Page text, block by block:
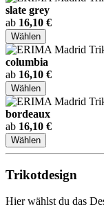
slate grey
ab 16,10 €
Wählen
columbia
ab 16,10 €
Wählen
bordeaux
ab 16,10 €
Wählen
Trikotdesign
Hier wählst du das